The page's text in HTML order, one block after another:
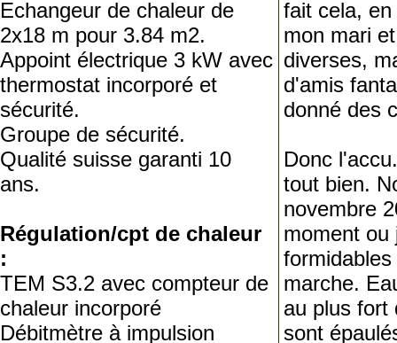
Echangeur de chaleur de
2x18 m pour 3.84 m2.
Appoint électrique 3 kW avec
thermostat incorporé et
sécurité.
Groupe de sécurité.
Qualité suisse garanti 10
ans.
Régulation/cpt de chaleur
:
TEM S3.2 avec compteur de
chaleur incorporé
Débitmètre à impulsion
fait cela,
mon mari
diverses,
d'amis
donné des
Donc
tout bien.
novembre
moment ou
marche.
au plus fort
sont